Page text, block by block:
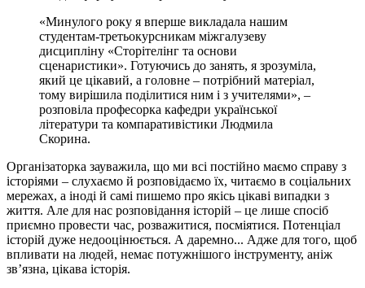
«Минулого року я вперше викладала нашим
студентам-третьокурсникам міжгалузеву
дисципліну «Сторітелінг та основи
сценаристики». Готуючись до занять, я зрозуміла,
який це цікавий, а головне – потрібний матеріал,
тому вирішила поділитися ним і з учителями», –
розповіла професорка кафедри української
літератури та компаративістики Людмила
Скорина.
Організаторка зауважила, що ми всі постійно маємо справу з
історіями – слухаємо й розповідаємо їх, читаємо в соціальних
мережах, а іноді й самі пишемо про якісь цікаві випадки з
життя. Але для нас розповідання історій – це лише спосіб
приємно провести час, розважитися, посміятися. Потенціал
історій дуже недооцінюється. А даремно... Адже для того, щоб
впливати на людей, немає потужнішого інструменту, аніж
зв’язна, цікава історія.